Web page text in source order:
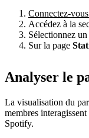
Connectez-
Accédez à la
Sélectionnez un
Sur la page
Analyser le
La visualisation du
membres
Spotify.